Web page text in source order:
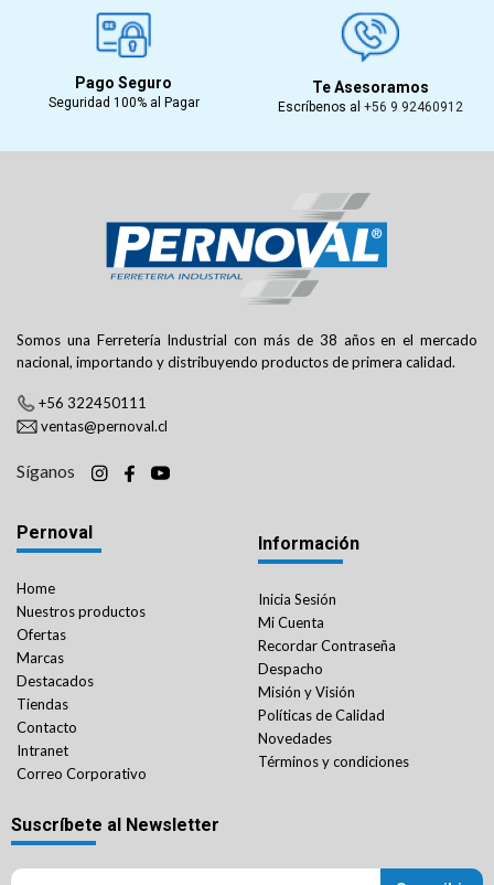
Pago Seguro
Seguridad 100% al Pagar
Te Asesoramos
Escríbenos al +56 9 92460912
Somos una Ferretería Industrial con más de 38 años en el mercado
nacional, importando y distribuyendo productos de primera calidad.
+56 322450111
ventas@pernoval.cl
Síganos
Pernoval
Home
Nuestros productos
Ofertas
Marcas
Destacados
Tiendas
Contacto
Intranet
Correo Corporativo
Información
Inicia Sesión
Mi Cuenta
Recordar Contraseña
Despacho
Misión y Visión
Políticas de Calidad
Novedades
Términos y condiciones
Suscríbete al Newsletter